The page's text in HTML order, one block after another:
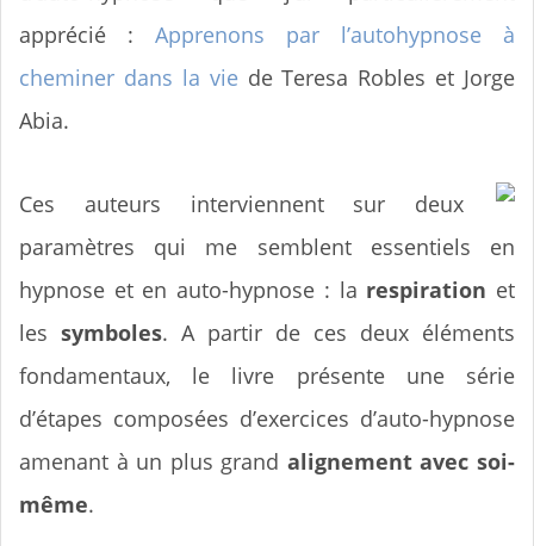
apprécié : Apprenons par l’autohypnose à
cheminer dans la vie de Teresa Robles et Jorge
Abia.
Ces auteurs interviennent sur deux
paramètres qui me semblent essentiels en
hypnose et en auto-hypnose : la respiration et
les symboles. A partir de ces deux éléments
fondamentaux, le livre présente une série
d’étapes composées d’exercices d’auto-hypnose
amenant à un plus grand alignement avec soi-
même.